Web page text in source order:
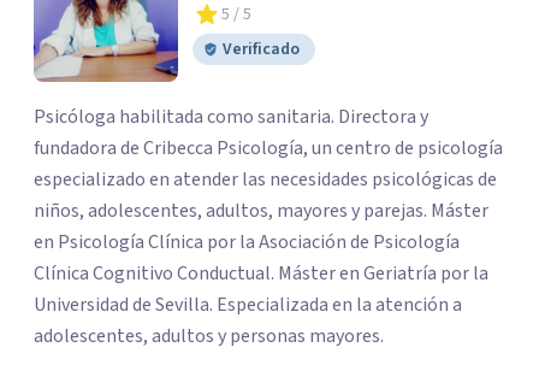
5 / 5
Verificado
Psicóloga habilitada como sanitaria. Directora y
fundadora de Cribecca Psicología, un centro de psicología
especializado en atender las necesidades psicológicas de
niños, adolescentes, adultos, mayores y parejas. Máster
en Psicología Clínica por la Asociación de Psicología
Clínica Cognitivo Conductual. Máster en Geriatría por la
Universidad de Sevilla. Especializada en la atención a
adolescentes, adultos y personas mayores.